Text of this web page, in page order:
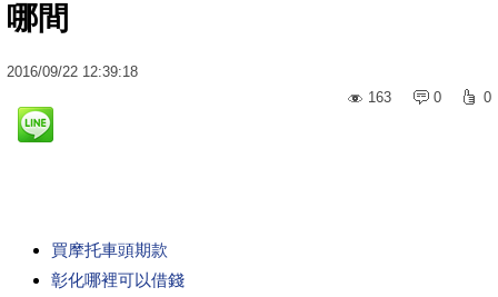
哪間
2016/09/22 12:39:18
163
0 0
買摩托車頭期款
彰化哪裡可以借錢